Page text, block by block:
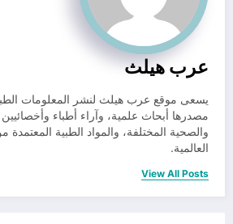
عرب هيلث
يسعى موقع عرب هيلث لنشر المعلومات
مصدرها أبحاث علمية، وآراء أطباء
والصحية المختلفة، والمواد الطبية
العالمية.
View All Posts